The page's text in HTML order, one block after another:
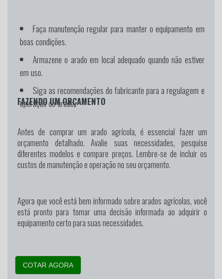
Faça manutenção regular para manter o equipamento em
boas condições.
Armazene o arado em local adequado quando não estiver
em uso.
Siga as recomendações do fabricante para a regulagem e
operação do arado.
FAZENDO UM ORÇAMENTO
Antes de comprar um arado agrícola, é essencial fazer um
orçamento detalhado. Avalie suas necessidades, pesquise
diferentes modelos e compare preços. Lembre-se de incluir os
custos de manutenção e operação no seu orçamento.
Agora que você está bem informado sobre arados agrícolas, você
está pronto para tomar uma decisão informada ao adquirir o
equipamento certo para suas necessidades.
COTAR AGORA